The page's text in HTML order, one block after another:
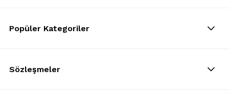
Popüler Kategoriler
Sözleşmeler